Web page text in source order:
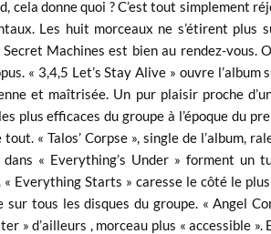
cela donne quoi ? C’est tout simplement
Les huit morceaux ne s’étirent plus
Machines est bien au rendez-vous.
« 3,4,5 Let’s Stay Alive » ouvre l’album
et maîtrisée. Un pur plaisir proche
plus efficaces du groupe à l’époque du
« Talos’ Corpse », single de l’album,
« Everything’s Under » forment un
Everything Starts » caresse le côté le
sur tous les disques du groupe. « Angel
» d’ailleurs , morceau plus « accessible ».